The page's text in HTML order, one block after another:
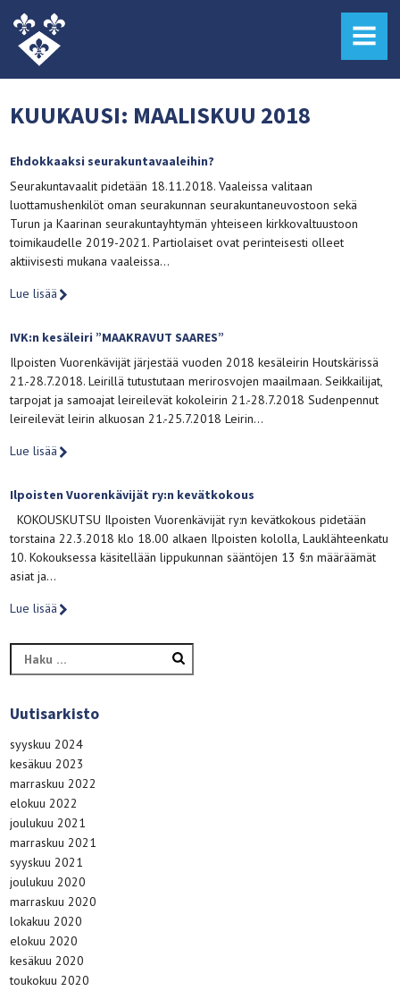
MENU
KUUKAUSI: MAALISKUU 2018
Ehdokkaaksi seurakuntavaaleihin?
Seurakuntavaalit pidetään 18.11.2018. Vaaleissa valitaan
luottamushenkilöt oman seurakunnan seurakuntaneuvostoon sekä
Turun ja Kaarinan seurakuntayhtymän yhteiseen kirkkovaltuustoon
toimikaudelle 2019-2021. Partiolaiset ovat perinteisesti olleet
aktiivisesti mukana vaaleissa…
Lue lisää
IVK:n kesäleiri ”MAAKRAVUT SAARES”
Ilpoisten Vuorenkävijät järjestää vuoden 2018 kesäleirin Houtskärissä
21.-28.7.2018. Leirillä tutustutaan merirosvojen maailmaan. Seikkailijat,
tarpojat ja samoajat leireilevät kokoleirin 21.-28.7.2018 Sudenpennut
leireilevät leirin alkuosan 21.-25.7.2018 Leirin…
Lue lisää
Ilpoisten Vuorenkävijät ry:n kevätkokous
KOKOUSKUTSU Ilpoisten Vuorenkävijät ry:n kevätkokous pidetään
torstaina 22.3.2018 klo 18.00 alkaen Ilpoisten kololla, Lauklähteenkatu
10. Kokouksessa käsitellään lippukunnan sääntöjen 13 §:n määräämät
asiat ja…
Lue lisää
Haku:
Uutisarkisto
syyskuu 2024
kesäkuu 2023
marraskuu 2022
elokuu 2022
joulukuu 2021
marraskuu 2021
syyskuu 2021
joulukuu 2020
marraskuu 2020
lokakuu 2020
elokuu 2020
kesäkuu 2020
toukokuu 2020